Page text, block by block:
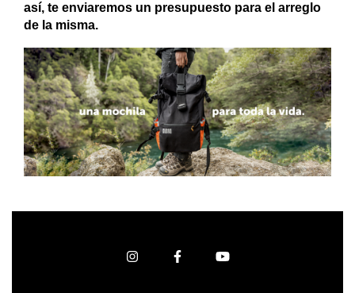
así, te enviaremos un presupuesto para el arreglo
de la misma.